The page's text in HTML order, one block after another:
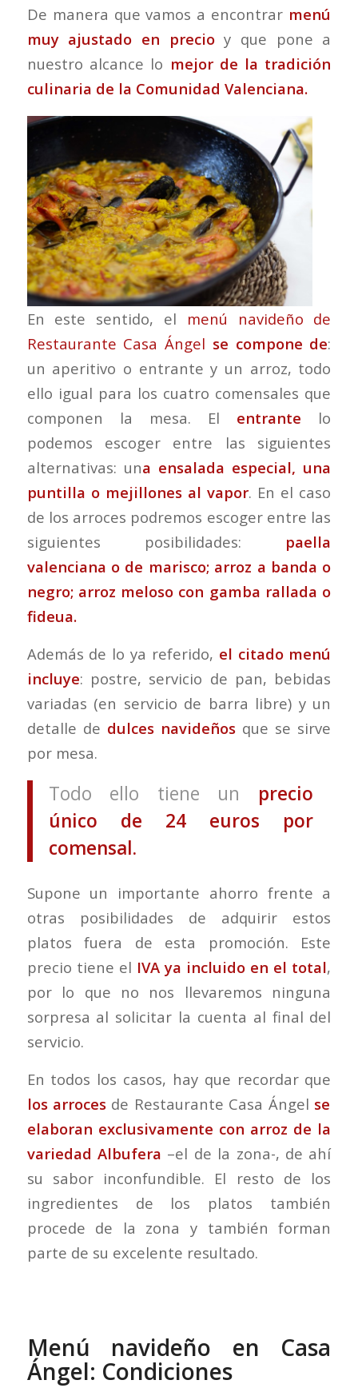
De manera que vamos a encontrar menú
muy ajustado en precioy que pone a
nuestro alcance lo mejor de la tradición
culinaria de la Comunidad Valenciana.
En este sentido, el menú navideño de
Restaurante Casa Ángel se compone de:
un aperitivo o entrante y un arroz, todo
ello igual para los cuatro comensales que
componen la mesa. El entrante lo
podemos escoger entre las siguientes
alternativas: una ensalada especial, una
puntilla o mejillones al vapor. En el caso
de los arroces podremos escoger entre las
siguientes posibilidades: paella
valenciana o de marisco; arroz a banda o
negro; arroz meloso con gamba rallada o
fideua.
Además de lo ya referido, el citado menú
incluye: postre, servicio de pan, bebidas
variadas (en servicio de barra libre) y un
detalle de dulces navideños que se sirve
por mesa.
Todo ello tiene un precio
único de 24 euros por
comensal.
Supone un importante ahorro frente a
otras posibilidades de adquirir estos
platos fuera de esta promoción. Este
precio tiene el IVA ya incluido en el total,
por lo que no nos llevaremos ninguna
sorpresa al solicitar la cuenta al final del
servicio.
En todos los casos, hay que recordar que
los arroces de Restaurante Casa Ángel se
elaboran exclusivamente con arroz de la
variedad Albufera –el de la zona-, de ahí
su sabor inconfundible. El resto de los
ingredientes de los platos también
procede de la zona y también forman
parte de su excelente resultado.
Menú navideño en Casa
Ángel: Condiciones